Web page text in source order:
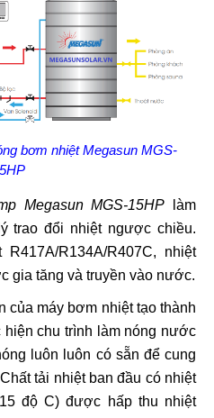
bơm nhiệt Megasun MGS-
Megasun MGS-15HP làm
trao đổi nhiệt ngược chiều.
R134A/R407C, nhiệt
gia tăng và truyền vào nước.
của máy bơm nhiệt tạo thành
hiện chu trình làm nóng nước
luôn luôn có sẵn để cung
tải nhiệt ban đầu có nhiệt
độ C) được hấp thu nhiệt